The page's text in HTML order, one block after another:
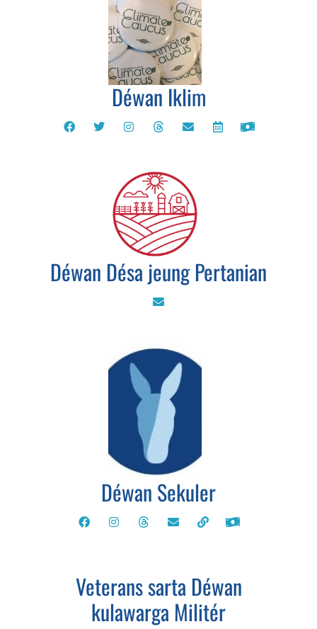
Déwan Iklim
Déwan Désa jeung Pertanian
Déwan Sekuler
Veterans sarta Déwan
kulawarga Militér